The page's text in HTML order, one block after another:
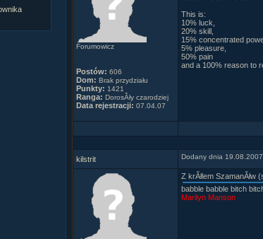
Forumowicz
Postów: 606
Dom: Brak przydziału
Punkty: 1421
Ranga: DorosÂły czarodziej
Data rejestracji: 07.04.07
This is:
10% luck,
20% skill,
15% concentrated
5% pleasure,
50% pain
and a 100% reason to
kilstrit Dodany dnia
Z krĂłlem SzamanĂłw
babble babble bitch
Marilyn Manson